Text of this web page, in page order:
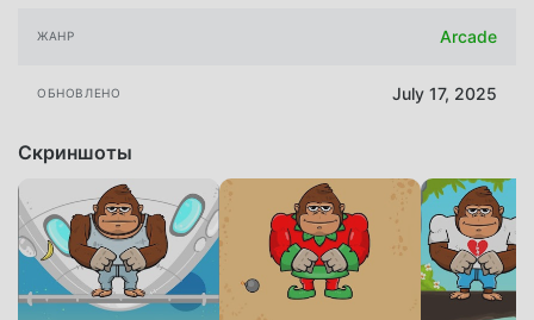
ЖАНР Arcade
ОБНОВЛЕНО July 17, 2025
Скриншоты